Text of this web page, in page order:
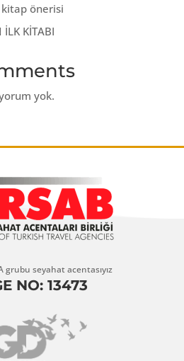
kitap önerisi
KİTABI
yok.
grubu seyahat acentasıyız
NO: 13473